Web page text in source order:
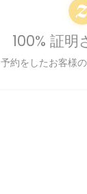
100% 証明
予約をしたお客様